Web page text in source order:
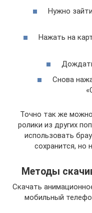
Нужно
Нажать на
Снова
Точно так же
ролики из других
использовать
сохранится, но
Методы
Скачать
мобильный